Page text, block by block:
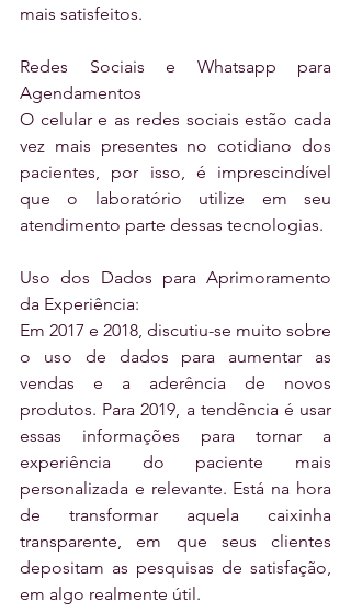
mais satisfeitos.
Redes Sociais e Whatsapp para
Agendamentos
O celular e as redes sociais estão cada
vez mais presentes no cotidiano dos
pacientes, por isso, é imprescindível
que o laboratório utilize em seu
atendimento parte dessas tecnologias.
Uso dos Dados para Aprimoramento
da Experiência:
Em 2017 e 2018, discutiu-se muito sobre
o uso de dados para aumentar as
vendas e a aderência de novos
produtos. Para 2019, a tendência é usar
essas informações para tornar a
experiência do paciente mais
personalizada e relevante. Está na hora
de transformar aquela caixinha
transparente, em que seus clientes
depositam as pesquisas de satisfação,
em algo realmente útil.